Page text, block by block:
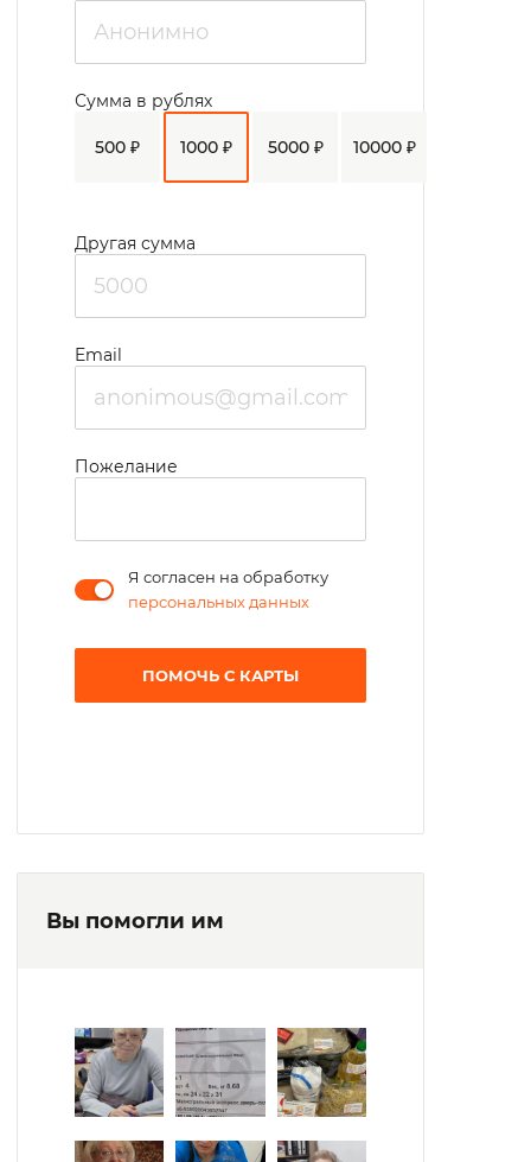
праздники.
В интернате своя прачечная, газовая
котельная, баня. На территории имеется
летняя веранда.
учреждения. В автопарке учреждения 1
микроавтобус, 2 санитарные машины и 1
500 ₽ 1000 ₽ 5000 ₽ 10000 ₽
Сумма в рублях
Другая сумма
Email
Пожелание
Я согласен на обработку
персональных данных
ПОМОЧЬ С КАРТЫ
Вы помогли им